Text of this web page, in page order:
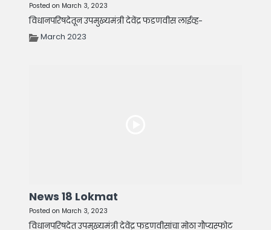
Posted on March 3, 2023
विधानपरिषदेतून उपमुख्यमंत्री देवेंद्र फडणवीस लाईव्ह-
March 2023
News 18 Lokmat
Posted on March 3, 2023
विधानपरिषदेत उपमुख्यमंत्री देवेंद्र फडणवीसांचा मोठा गौप्यस्फोट